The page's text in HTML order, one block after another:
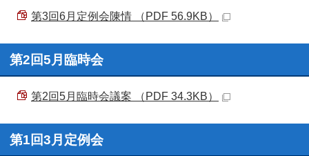
第3回6月定例会陳情 （PDF 56.9KB）
第2回5月臨時会
第2回5月臨時会議案 （PDF 34.3KB）
第1回3月定例会